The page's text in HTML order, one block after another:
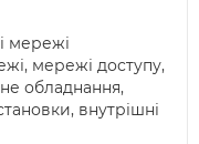
мережі
мережі доступу,
обладнання,
внутрішні